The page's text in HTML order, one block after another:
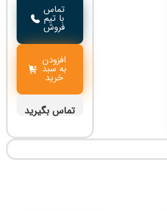
تماس
با تیم
فروش
افزودن
به سبد
خرید
تماس بگیرید